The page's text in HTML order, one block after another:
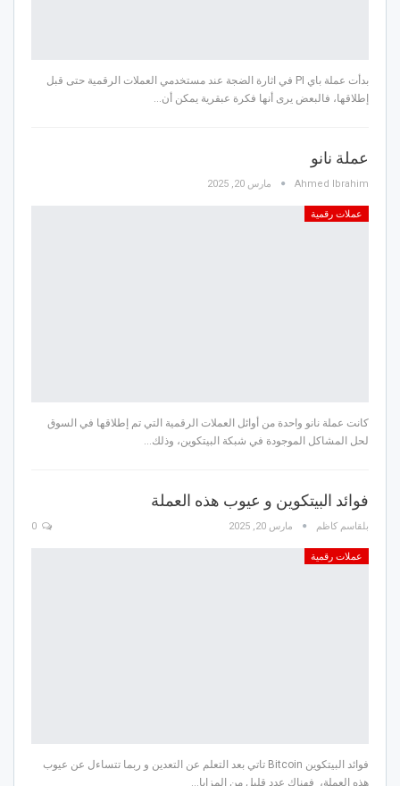
بدأت عملة باي PI في اثارة الضجة عند مستخدمي العملات الرقمية حتى قبل
إطلاقها، فالبعض يرى أنها فكرة عبقرية يمكن أن…
عملة نانو
Ahmed Ibrahim مارس 20, 2025
عملات رقمية
كانت عملة نانو واحدة من أوائل العملات الرقمية التي تم إطلاقها في السوق
لحل المشاكل الموجودة في شبكة البيتكوين، وذلك…
فوائد البيتكوين و عيوب هذه العملة
بلقاسم كاظم مارس 20, 2025
عملات رقمية
فوائد البيتكوين Bitcoin تاتي بعد التعلم عن التعدين و ربما تتساءل عن عيوب
هذه العملة، فهناك عدد قليل من المزايا…